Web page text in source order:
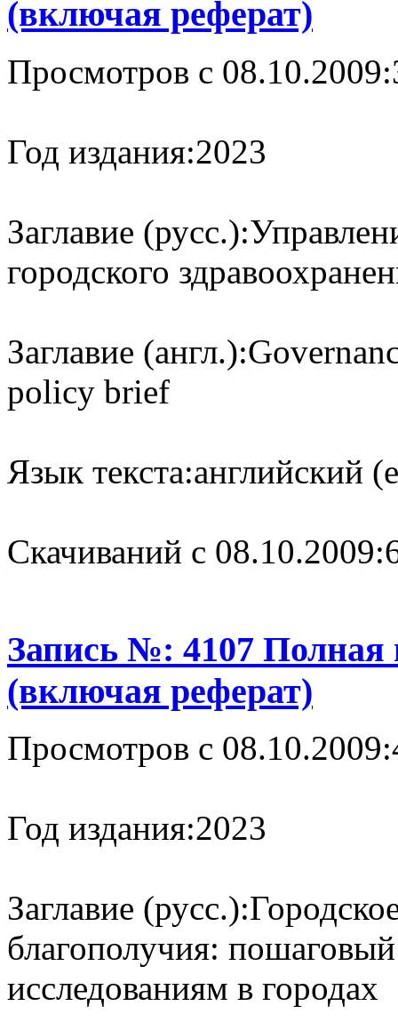
(включая реферат)
Просмотров с 08.10.2009:
Год издания:2023
Заглавие (русс.):
городского
Заглавие (англ.):
policy brief
Язык текста:английский
Cкачиваний с 08.10.2009:
Запись №: 4107 Полная
(включая реферат)
Просмотров с 08.10.2009:
Год издания:2023
Заглавие (русс.):
благополучия:
исследованиям в городах